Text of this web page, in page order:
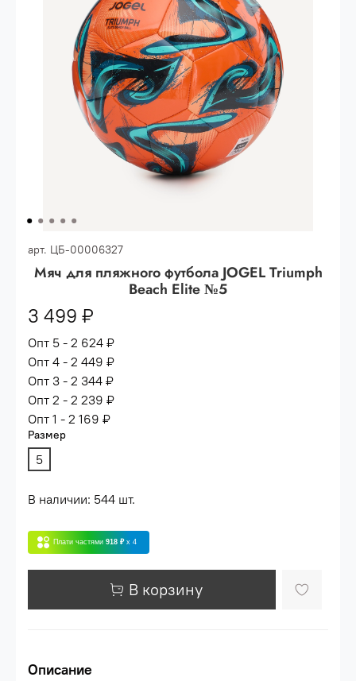
80.000 рублей
Опт 2(36%)- сумма всех заказов за 6 месяцев
200.000 рублей.
(38%) -сумма всех заказов за 6 месяцев -
400.000 рублей.
арт. ЦБ-00006327
Мяч для пляжного футбола JOGEL Triumph
Beach Elite №5
3 499 ₽
Опт 5 - 2 624 ₽
Опт 4 - 2 449 ₽
Опт 3 - 2 344 ₽
Опт 2 - 2 239 ₽
Опт 1 - 2 169 ₽
Размер
5
В наличии: 544 шт.
Плати частями 918 ₽ x 4
В корзину
Описание